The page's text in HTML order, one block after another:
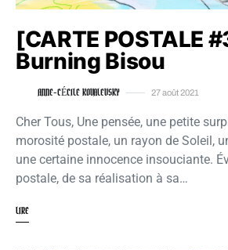
[CARTE POSTALE
Burning Bisou
ANNE-CÉCILE KOVALEVSKY 27 août 2021
Cher Tous, Une pensée, une petite
morosité postale, un rayon de Soleil,
une certaine innocence insouciante.
postale, de sa réalisation à sa…
LIRE